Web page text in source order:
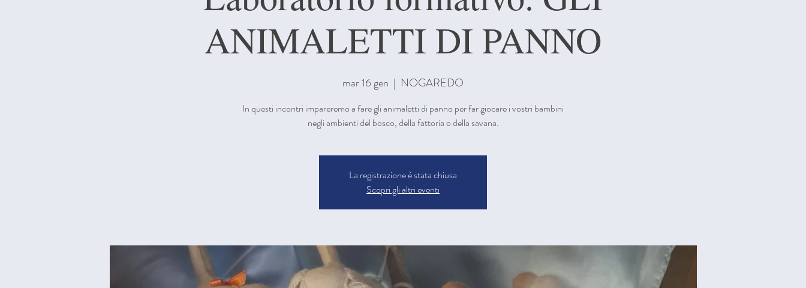
ANIMALETTI DI PANNO
mar 16 gen
  |
NOGAREDO
In questi incontri impareremo a fare gli animaletti di panno per far giocare i vostri bambini
negli ambienti del bosco, della fattoria o della savana.
La registrazione è stata chiusa
Scopri gli altri eventi